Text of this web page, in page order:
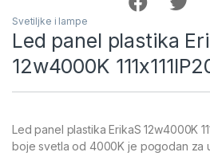
Svetiljke i lampe
Led panel plastika
12w4000K
Led panel plastika ErikaS 12w4000K
boje svetla od 4000K je pogodan za